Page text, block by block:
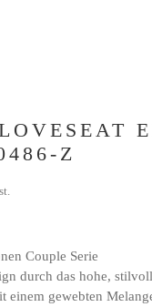
Z
Couple Serie
durch das hohe,
einem gewebten